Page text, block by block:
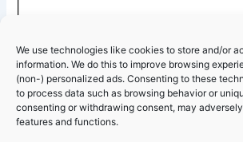
We use technologies like cookies to store and/or
information. We do this to improve browsing
(non-) personalized ads. Consenting to these
to process data such as browsing behavior or
consenting or withdrawing consent, may
features and functions.
Primăria Hârșova – Informare servicii de
documentații tehnico-economice